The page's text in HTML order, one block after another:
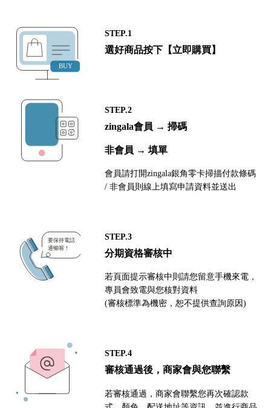
STEP.1
選好商品按下【立即購買】
STEP.2
zingala會員 → 掃碼
非會員 → 填單
會員請打開zingala銀角零卡掃描付款條碼
/ 非會員則線上填寫申請資料並送出
STEP.3
分期資格審核中
若頁面提示審核中則請您留意手機來電，
專員會致電與您核對資料
(審核標準為機密，恕不提供查詢原因)
STEP.4
審核通過後，商家會與您聯繫
若審核通過，商家會聯繫您再次確認款